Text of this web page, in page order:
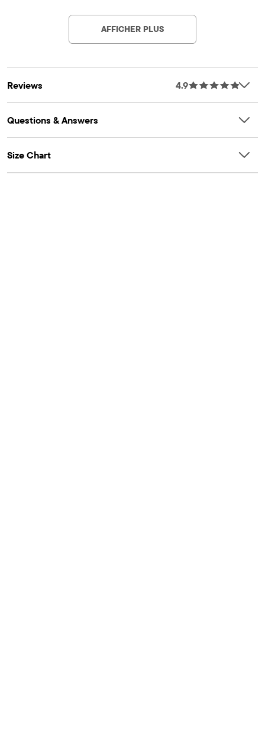
raglan longues contrastées avec empiècements aux coudes
et poignets en maille côtelée
CARACTÉRISTIQUES : Patte de boutonnage à mi-hauteur,
AFFICHER PLUS
Reviews 4.9
Questions & Answers
Size Chart